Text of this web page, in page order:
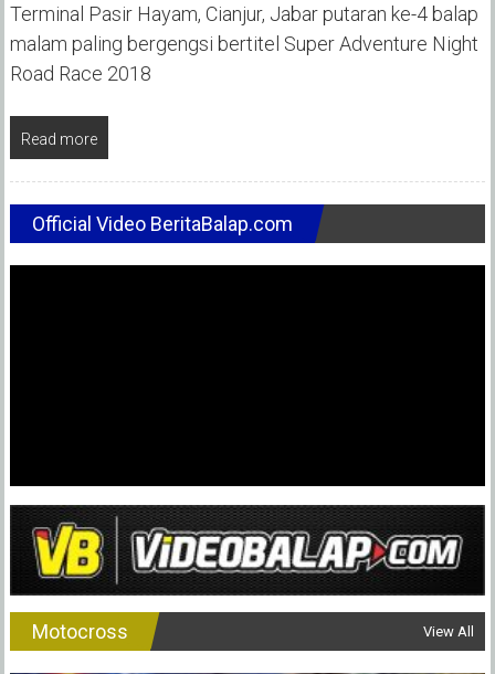
Terminal Pasir Hayam, Cianjur, Jabar putaran ke-4 balap
malam paling bergengsi bertitel Super Adventure Night
Road Race 2018
Read more
Official Video BeritaBalap.com
Motocross View All